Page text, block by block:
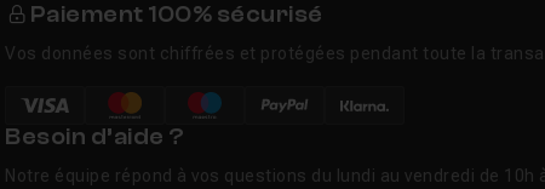
Paiement 100% sécurisé
Vos données sont chiffrées et protégées pendant toute la
Besoin d’aide ?
Notre équipe répond à vos questions du lundi au vendredi de 10h